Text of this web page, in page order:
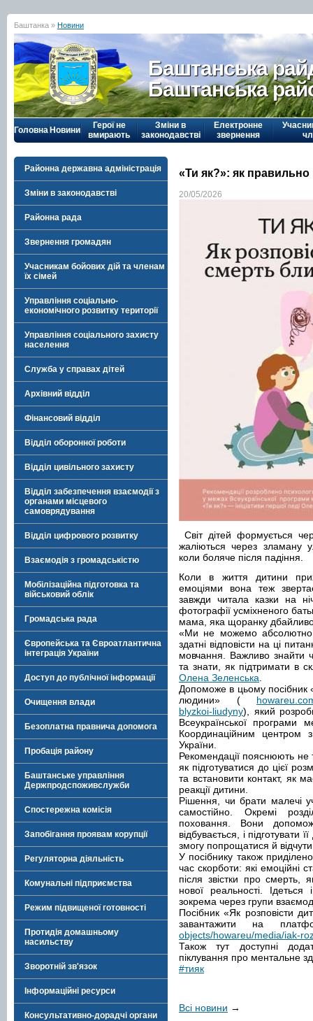
Баштанка » Новини
Баштанська
Баштанська
Головна Новини
Герої не
вмирають
Зміни в
законодавстві
Електронне
звернення
Районна державна адміністрація
Зміни в законодавстві
Районна рада
Звернення громадян
Учасникам бойових дій та членам
їх сімей
Управління соціально-
економічного розвитку території
Управління соціального захисту
населення
Служба у справах дітей
Архівний відділ
Фінансовий відділ
Відділ оборонної роботи
Відділ цивільного захисту
Відділ забезпечення взаємодії з
органами місцевого
самоврядування
Відділ цифрового розвитку
Взаємодія з громадськістю
Мобілізаційна підготовка та
військовий облік
Громадська рада
Європейська та Євроатлантична
інтеграція України
Доступ до публічної інформації
Очищення влади
Безоплатна правнича допомога
Пробація району
Баштанське управління
Держпродспоживслужби
Спостережна комісія
Запобігання проявам корупції
Регуляторна діяльність
Комунальні підприємства
Режим підвищеної готовності
Протидія домашньому
насильству
Зворотній зв'язок
Інформаційні ресурси
Консультативно-дорадчі органи
«Ти як?»: як
20/05/2026
Світ дітей формується
жаліються через зламану
коли боляче після падіння.
Коли в життя дитини
емоціями вона теж
завжди читала казки на
фотографії усміхненого
мама, яка щоранку дбайливо
«Ми не можемо абсолютно
здатні відповісти на ці
мовчання. Важливо знайти
та знати, як підтримати в
Олена Зеленська
Допоможе в цьому посібник
людини» (
blyzkoi-liudyny), який
Всеукраїнської програми
Координаційним центром з
України.
Рекомендації пояснюють не
як підготуватися до цієї
та встановити контакт, як
реакції дитини.
Рішення, чи брати малечі
самостійно. Окремі
поховання. Вони
відбувається, і підготувати
змогу попрощатися й
У посібнику також
час скорботи: які емоційні
після звістки про смерть,
нової реальності.
зокрема через групи
Посібник «Як розповісти
завантажити на
objects/howareu/media/iak-
Також тут доступні
піклування про ментальне
#тияк
Всі новини →